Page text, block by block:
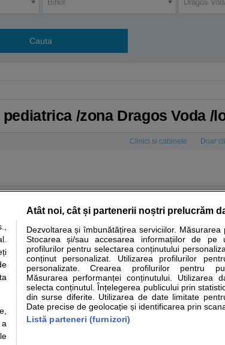
Bihor Dragos
/zona Dragos Voda /
Clinici si cabinete Doar
medicale Boli si afectiuni Calculatoare Stiri
disponibile pe sfatulmedicului.ro au scop informativ si
ca pe langa informatia primita pe sfatulmedicului.ro sa
Clickmed.
- ANPC
a
Parteneri
Atât noi, cât și partenerii noștri prelucrăm
Dezvoltarea și îmbunătățirea serviciilor. Măsurarea
Stocarea și/sau accesarea informațiilor de pe
profilurilor pentru selectarea conținutului
conținut personalizat. Utilizarea profilurilor
personalizate. Crearea profilurilor pentru
Măsurarea performanței conținutului. Utilizarea
selecta conținutul. Înțelegerea publicului prin
din surse diferite. Utilizarea de date limitate
Date precise de geolocație și identificarea prin
Listă parteneri (furnizori)